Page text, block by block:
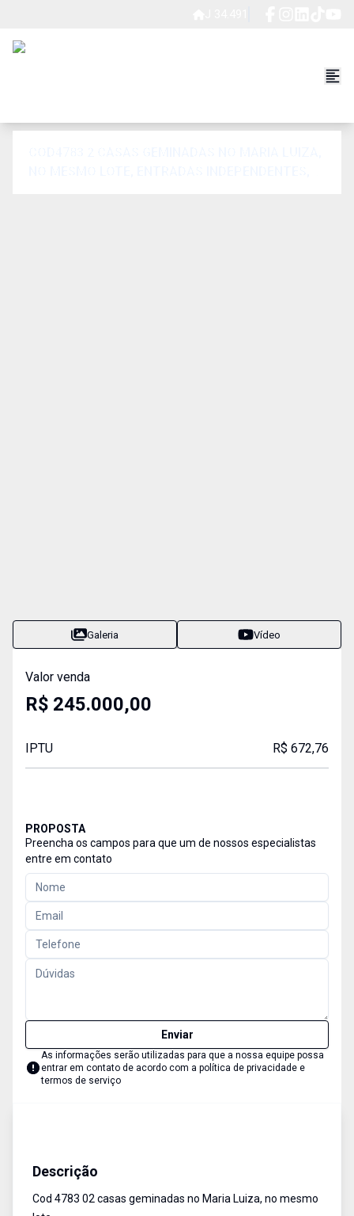
Galeria Vídeo
Valor venda
R$ 245.000,00
IPTU R$ 672,76
PROPOSTA
Preencha os campos para que um de nossos especialistas
entre em contato
Enviar
As informações serão utilizadas para que a nossa equipe possa
entrar em contato de acordo com a política de privacidade e
termos de serviço
Descrição
Cod 4783 02 casas geminadas no Maria Luiza, no mesmo